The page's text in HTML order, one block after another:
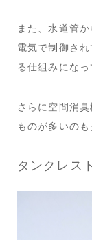
また、水道管
電気で制御さ
る仕組みになっ
さらに空間消
ものが多いの
タンクレス